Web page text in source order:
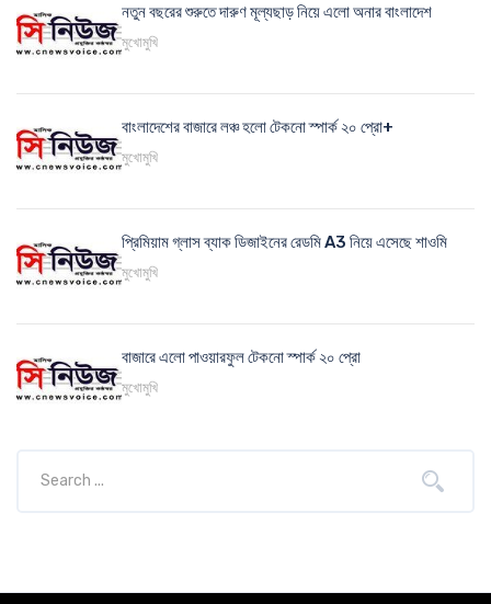
নতুন বছরের শুরুতে দারুণ মূল্যছাড় নিয়ে এলো অনার বাংলাদেশ
মুখোমুখি
বাংলাদেশের বাজারে লঞ্চ হলো টেকনো স্পার্ক ২০ প্রো+
মুখোমুখি
প্রিমিয়াম গ্লাস ব্যাক ডিজাইনের রেডমি A3 নিয়ে এসেছে শাওমি
মুখোমুখি
বাজারে এলো পাওয়ারফুল টেকনো স্পার্ক ২০ প্রো
মুখোমুখি